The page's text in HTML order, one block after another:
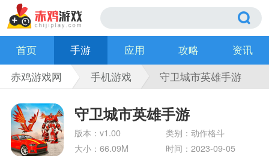
首页 手游 应用 攻略
资讯
赤鸡游戏网
手机游戏 守卫城市英雄手游
守卫城市英雄手游
版本：v1.00
类别：动作格斗
大小：66.09M
时间：2023-09-05